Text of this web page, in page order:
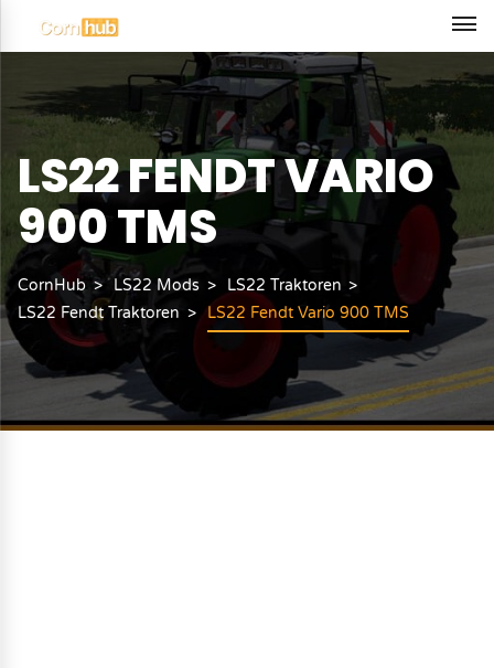
LS22 FENDT VARIO
900 TMS
CornHub LS22 Mods
LS22 Traktoren
LS22 Fendt Traktoren
LS22 Fendt Vario 900 TMS